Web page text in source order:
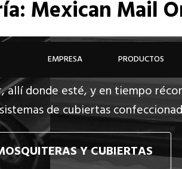
EMPRESA PRODUCTOS
Mexican Mail
allí donde esté, y en tiempo
de cubiertas
Y CUBIERTAS